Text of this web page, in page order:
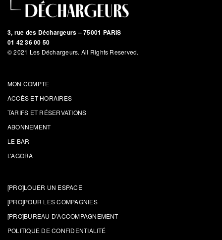
3, rue des Déchargeurs – 75001 PARIS
01 42 36 00 50
© 2021 Les Déchargeurs. All Rights Reserved.
MON COMPTE
ACCÈS ET HORAIRES
TARIFS ET RÉSERVATIONS
ABONNEMENT
LE BAR
L’AGORA
[PRO]LOUER UN ESPACE
[PRO]POUR LES COMPAGNIES
[PRO]BUREAU D’ACCOMPAGNEMENT
POLITIQUE DE CONFIDENTIALITÉ